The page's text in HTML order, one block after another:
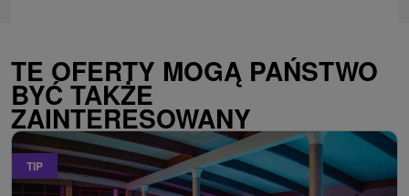
TE OFERTY MOGĄ PAŃSTWO
BYĆ TAKŻE
ZAINTERESOWANY
TIP